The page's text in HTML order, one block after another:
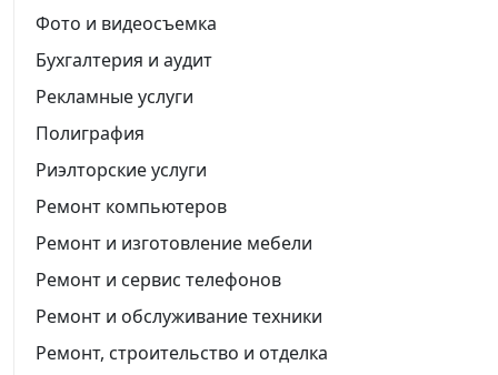
Фото и видеосъемка
Бухгалтерия и аудит
Рекламные услуги
Полиграфия
Риэлторские услуги
Ремонт компьютеров
Ремонт и изготовление мебели
Ремонт и сервис телефонов
Ремонт и обслуживание техники
Ремонт, строительство и отделка